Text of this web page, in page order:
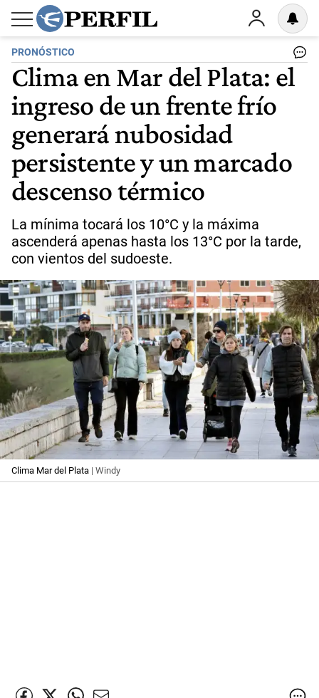
PRONÓSTICO
Clima en Mar del Plata: el
ingreso de un frente frío
generará nubosidad
persistente y un marcado
descenso térmico
La mínima tocará los 10°C y la máxima
ascenderá apenas hasta los 13°C por la tarde,
con vientos del sudoeste.
Clima Mar del Plata | Windy